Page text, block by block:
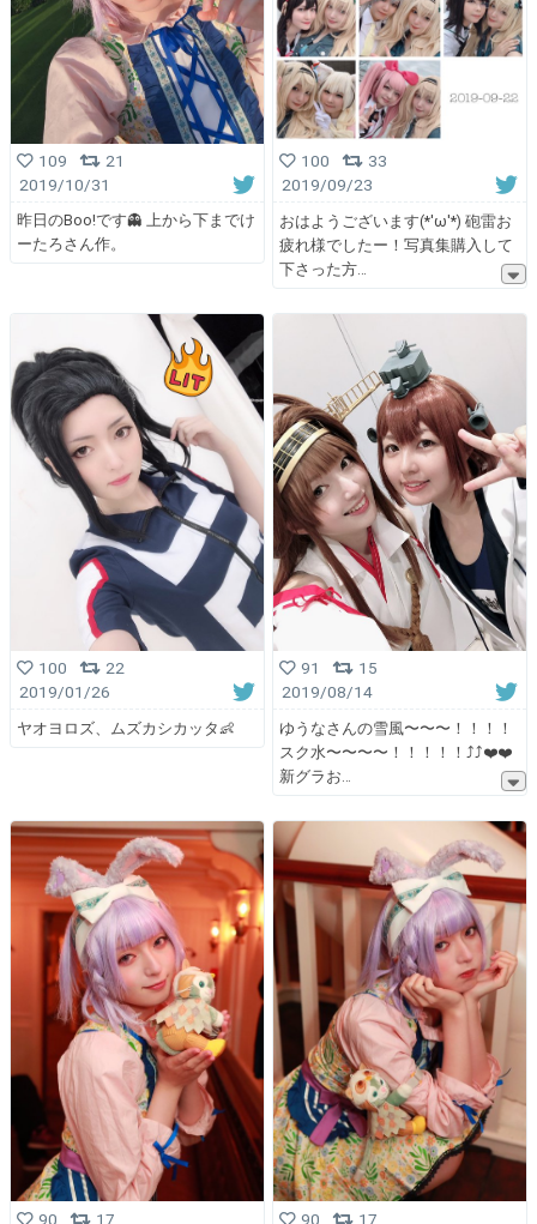
109
21
2019/10/31
昨日のBoo!です👻 上から下までけ
ーたろさん作。
100
33
2019/09/23
おはようございます(*'ω'*) 砲雷お
疲れ様でしたー！写真集購入して
下さった方
100
22
2019/01/26
ヤオヨロズ、ムズカシカッタ👶
91
15
2019/08/14
ゆうなさんの雪風〜〜〜！！！！
スク水〜〜〜〜！！！！！⤴︎⤴︎❤️❤️
新グラお
90 17 90 17